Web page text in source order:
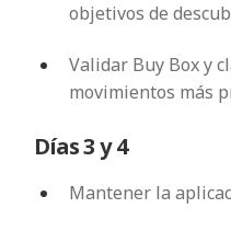
objetivos de
Validar Buy Box y
movimientos más
Días 3 y 4
Mantener la